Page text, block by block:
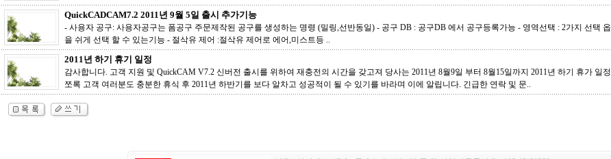
QuickCADCAM7.2 2011년 9월 5일 출시 추가기능
- 사용자 공구: 사용자공구는 폼공구 주문제작된 공구를 생성하는 명령 (밀링,선반동일) - 공구 DB : 공구DB 에서 공구등록가능 - 영역선택 : 2가지 선택
을 쉬게 선택 할 수 있는기능 - 절삭유 제어 :절삭유 제어로 에어,미스트등 ..
2011년 하기 휴기 일정
감사합니다. 고객 지원 및 QuickCAM V7.2 신버전 출시를 위하여 재충전의 시간을 갖고져 당사는 2011년 8월9일 부터 8월15일까지 2011년 하기 휴가 일
쪼록 고객 여러분도 충분한 휴식 후 2011년 하반기를 보다 알차고 성공적이 될 수 있기를 바라며 이에 알립니다. 긴급한 연락 및 문..